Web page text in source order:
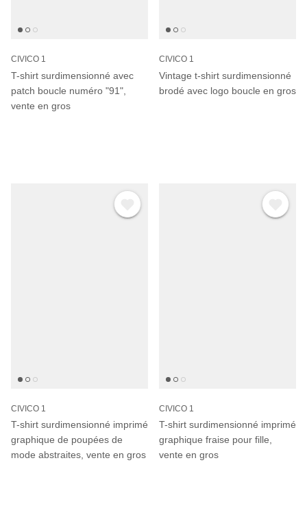
CIVICO 1
T-shirt surdimensionné avec
patch boucle numéro "91",
vente en gros
CIVICO 1
Vintage t-shirt surdimensionné
brodé avec logo boucle en gros
CIVICO 1
T-shirt surdimensionné imprimé
graphique de poupées de
mode abstraites, vente en gros
CIVICO 1
T-shirt surdimensionné imprimé
graphique fraise pour fille,
vente en gros